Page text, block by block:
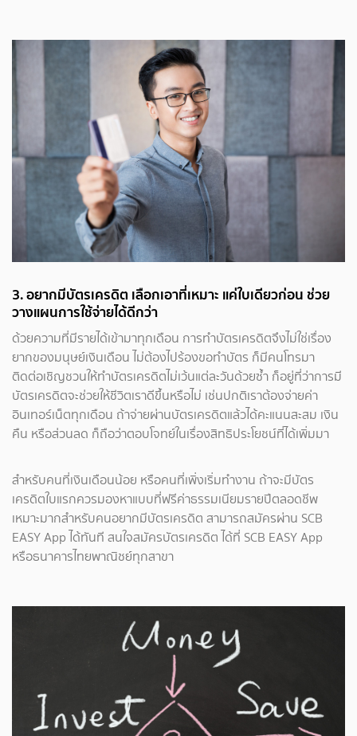
3. อยากมีบัตรเครดิต เลือกเอาที่เหมาะ แค่ใบเดียวก่อน ช่วย
วางแผนการใช้จ่ายได้ดีกว่า
ด้วยความที่มีรายได้เข้ามาทุกเดือน การทำบัตรเครดิตจึงไม่ใช่เรื่อง
ยากของมนุษย์เงินเดือน ไม่ต้องไปร้องขอทำบัตร ก็มีคนโทรมา
ติดต่อเชิญชวนให้ทำบัตรเครดิตไม่เว้นแต่ละวันด้วยซ้ำ ก็อยู่ที่ว่าการมี
บัตรเครดิตจะช่วยให้ชีวิตเราดีขึ้นหรือไม่ เช่นปกติเราต้องจ่ายค่า
อินเทอร์เน็ตทุกเดือน ถ้าจ่ายผ่านบัตรเครดิตแล้วได้คะแนนสะสม เงิน
คืน หรือส่วนลด ก็ถือว่าตอบโจทย์ในเรื่องสิทธิประโยชน์ที่ได้เพิ่มมา
สำหรับคนที่เงินเดือนน้อย หรือคนที่เพิ่งเริ่มทำงาน ถ้าจะมีบัตร
เครดิตใบแรกควรมองหาแบบที่ฟรีค่าธรรมเนียมรายปีตลอดชีพ
เหมาะมากสำหรับคนอยากมีบัตรเครดิต สามารถสมัครผ่าน SCB
EASY App ได้ทันที สนใจสมัครบัตรเครดิต ได้ที่ SCB EASY App
หรือธนาคารไทยพาณิชย์ทุกสาขา